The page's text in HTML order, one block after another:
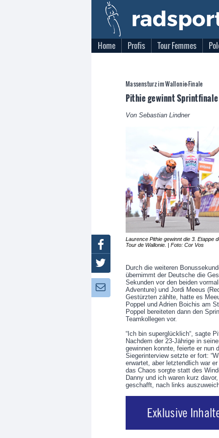
Home Profis Tour Femmes
Massensturz im Wallonie-Finale
Pithie gewinnt
Von Sebastian Lindner
Laurence Pithie gewinnt die 3. Etappe
Tour de Wallonie. | Foto: Cor Vos
Durch die weiteren
übernimmt der Deutsche die
Sekunden vor den beiden
Adventure) und Jordi Meeus
Gestürzten zählte, hatte es
Poppel und Adrien Boichis am
Poppel bereiteten dann den
Teamkollegen vor.
“Ich bin superglücklich“, sagte
Nachdem der 23-Jährige in
gewinnen konnte, feierte er nun
Siegerinterview setzte er fort:
erwartet, aber letztendlich war
das Chaos sorgte statt des
Danny und ich waren kurz
geschafft, nach links
Facebook
Twitter
Newsletter: